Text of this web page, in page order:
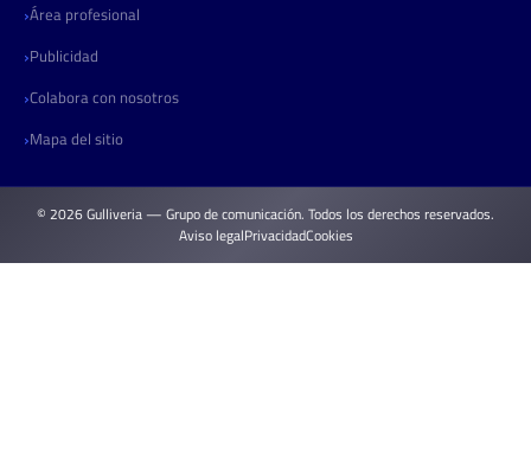
Área profesional
Publicidad
Colabora con nosotros
Mapa del sitio
© 2026 Gulliveria — Grupo de comunicación. Todos los derechos reservados.
Aviso legalPrivacidadCookies